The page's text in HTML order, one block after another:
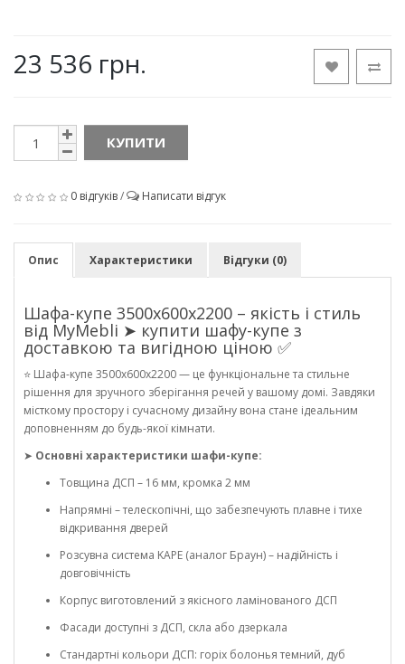
23 536 грн.
КУПИТИ
0 відгуків/ Написати відгук
Опис Характеристики Відгуки (0)
Шафа-купе 3500х600х2200 – якість і стиль
від MyMebli ➤ купити шафу-купе з
доставкою та вигідною ціною ✅
⭐ Шафа-купе 3500х600х2200 — це функціональне та стильне
рішення для зручного зберігання речей у вашому домі. Завдяки
місткому простору і сучасному дизайну вона стане ідеальним
доповненням до будь-якої кімнати.
➤ Основні характеристики шафи-купе:
Товщина ДСП – 16 мм, кромка 2 мм
Напрямні – телескопічні, що забезпечують плавне і тихе
відкривання дверей
Розсувна система KAPE (аналог Браун) – надійність і
довговічність
Корпус виготовлений з якісного ламінованого ДСП
Фасади доступні з ДСП, скла або дзеркала
Стандартні кольори ДСП: горіх болонья темний, дуб